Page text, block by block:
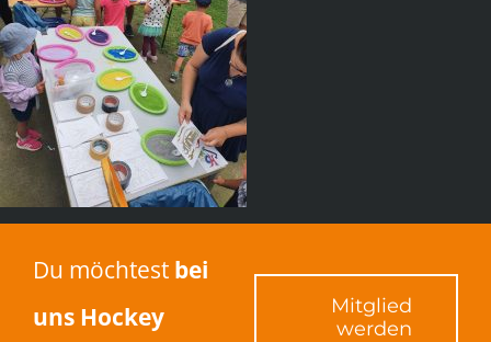
Du möchtest bei
uns Hockey
Mitglied
werden